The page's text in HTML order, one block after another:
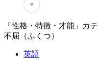
♥
「性格・特徴・才能」カ
不屈（ふくつ）
英語